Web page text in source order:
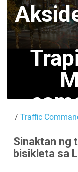
/ Traffic
Sinaktan ng
bisikleta sa